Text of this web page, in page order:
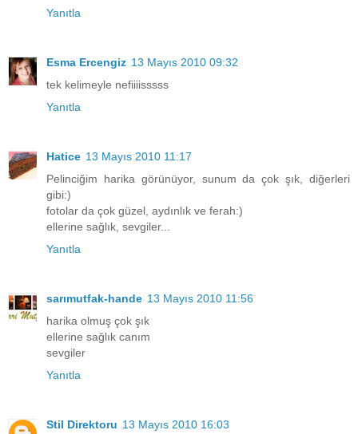
Yanıtla
Esma Ercengiz 13 Mayıs 2010 09:32
tek kelimeyle nefiiiisssss
Yanıtla
Hatice 13 Mayıs 2010 11:17
Pelinciğim harika görünüyor, sunum da çok şık, diğerleri
gibi:)
fotolar da çok güzel, aydınlık ve ferah:)
ellerine sağlık, sevgiler...
Yanıtla
sarımutfak-hande 13 Mayıs 2010 11:56
harika olmuş çok şık
ellerine sağlık canım
sevgiler
Yanıtla
Stil Direktoru 13 Mayıs 2010 16:03